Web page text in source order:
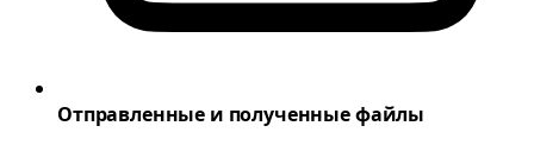
Отправленные и полученные файлы